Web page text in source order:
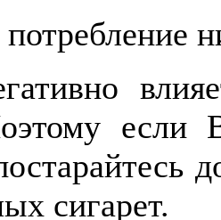
если
сигарет.